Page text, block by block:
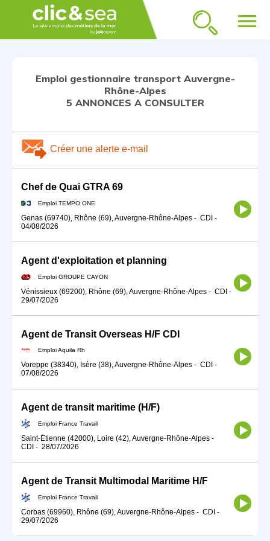
menu
Emploi gestionnaire transport Auvergne-
Rhône-Alpes
5 ANNONCES A CONSULTER
Créer une alerte e-mail
Chef de Quai GTRA 69
Emploi TEMPO ONE
Genas (69740), Rhône (69), Auvergne-Rhône-Alpes - CDI -
04/08/2026
Agent d'exploitation et planning
Emploi GROUPE CAYON
Vénissieux (69200), Rhône (69), Auvergne-Rhône-Alpes - CDI -
29/07/2026
Agent de Transit Overseas H/F CDI
Emploi Aquila Rh
Voreppe (38340), Isère (38), Auvergne-Rhône-Alpes - CDI -
07/08/2026
Agent de transit maritime (H/F)
Emploi France Travail
Saint-Étienne (42000), Loire (42), Auvergne-Rhône-Alpes -
CDI - 28/07/2026
Agent de Transit Multimodal Maritime H/F
Emploi France Travail
Corbas (69960), Rhône (69), Auvergne-Rhône-Alpes - CDI -
29/07/2026